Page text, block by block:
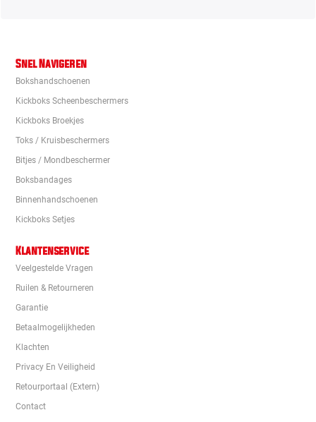
Snel Navigeren
Bokshandschoenen
Kickboks Scheenbeschermers
Kickboks Broekjes
Toks / Kruisbeschermers
Bitjes / Mondbeschermer
Boksbandages
Binnenhandschoenen
Kickboks Setjes
Klantenservice
Veelgestelde Vragen
Ruilen & Retourneren
Garantie
Betaalmogelijkheden
Klachten
Privacy En Veiligheid
Retourportaal (extern)
Contact